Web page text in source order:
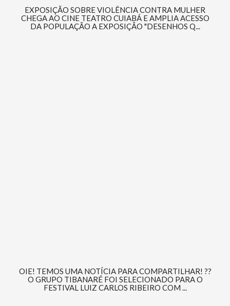
EXPOSIÇÃO SOBRE VIOLÊNCIA CONTRA MULHER
CHEGA AO CINE TEATRO CUIABÁ E AMPLIA ACESSO
DA POPULAÇÃO A EXPOSIÇÃO "DESENHOS Q...
OIE! TEMOS UMA NOTÍCIA PARA COMPARTILHAR! ??
O GRUPO TIBANARÉ FOI SELECIONADO PARA O
FESTIVAL LUIZ CARLOS RIBEIRO COM ...